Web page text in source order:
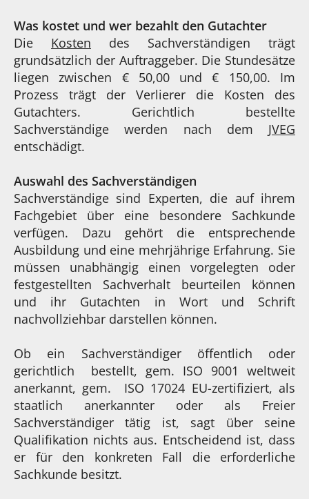
Was kostet und wer bezahlt den Gutachter
Die Kosten des Sachverständigen trägt
grundsätzlich der Auftraggeber. Die Stundesätze
liegen zwischen € 50,00 und € 150,00. Im
Prozess trägt der Verlierer die Kosten des
Gutachters. Gerichtlich bestellte
Sachverständige werden nach dem JVEG
entschädigt.
Auswahl des Sachverständigen
Sachverständige sind Experten, die auf ihrem
Fachgebiet über eine besondere Sachkunde
verfügen. Dazu gehört die entsprechende
Ausbildung und eine mehrjährige Erfahrung. Sie
müssen unabhängig einen vorgelegten oder
festgestellten Sachverhalt beurteilen können
und ihr Gutachten in Wort und Schrift
nachvollziehbar darstellen können.
Ob ein Sachverständiger öffentlich oder
gerichtlich bestellt, gem. ISO 9001 weltweit
anerkannt, gem. ISO 17024 EU-zertifiziert, als
staatlich anerkannter oder als Freier
Sachverständiger tätig ist, sagt über seine
Qualifikation nichts aus. Entscheidend ist, dass
er für den konkreten Fall die erforderliche
Sachkunde besitzt.